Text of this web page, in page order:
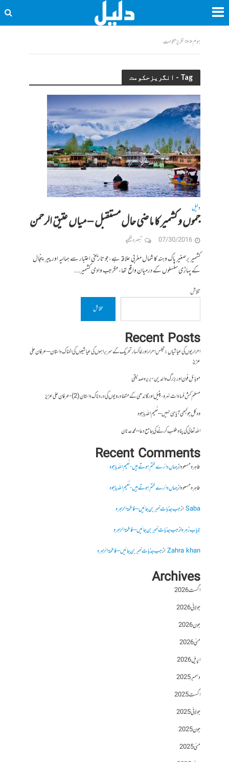
ہوم<<انگریزحکومت
Tag - انگریزحکومت
دلیل
جموں و کشمیر کا ماضی حال مستقبل – میاں عتیق الرحمن
07/30/2016 تبصرہ لکھیے
تلاش
تلاش
Recent Posts
احراریوں کی عیاشیاں : مجلس احرار اور خاکسار تحریک کے سربراہوں کی عیاشیوں کی المناک داستان – عرفان علی
عزیز
موبائل فون اور بزرگ والدین- بریرہ صدیقی
مسلم کش فسادات نہرو، پٹیل اور گاندھی کے متضاد رویوں کی درد ناک داستان (2)- عرفان علی عزیز
وہ کل جو کبھی آیا ہی نہیں – نعیم اللہ باجوہ
اللہ تعالیٰ کی پناہ طلب کرنے کی جامع دعا – محمد عدنان
Recent Comments
طاہرہ مسعودازجہاں دائرے ختم ہوتے ہیں- نعیم اللہ باجوہ
طاہرہ مسعودازجہاں دائرے ختم ہوتے ہیں- نعیم اللہ باجوہ
Sabaازجب جذبات خبر بن جائیں – فاطمۃالزہرہ
نایاب زہرہازجب جذبات خبر بن جائیں – فاطمۃالزہرہ
Zahra khanازجب جذبات خبر بن جائیں – فاطمۃالزہرہ
Archives
اگست 2026
جولائی 2026
جون 2026
مئی 2026
اپریل 2026
دسمبر 2025
اگست 2025
جولائی 2025
جون 2025
مئی 2025